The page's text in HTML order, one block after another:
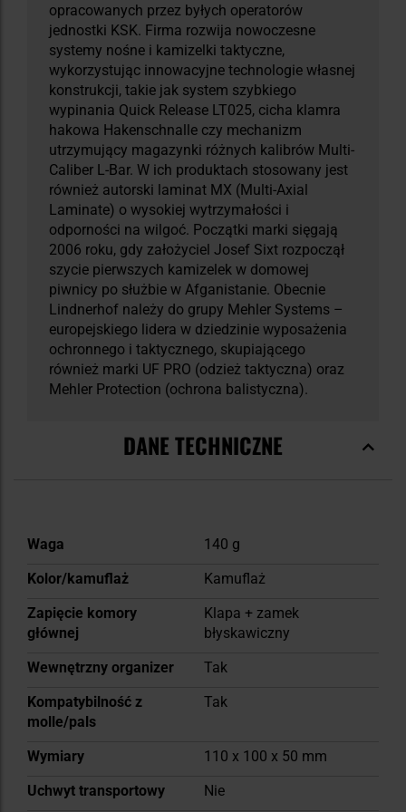
opracowanych przez byłych operatorów
jednostki KSK. Firma rozwija nowoczesne
systemy nośne i kamizelki taktyczne,
wykorzystując innowacyjne technologie własnej
konstrukcji, takie jak system szybkiego
wypinania Quick Release LT025, cicha klamra
hakowa Hakenschnalle czy mechanizm
utrzymujący magazynki różnych kalibrów Multi-
Caliber L-Bar. W ich produktach stosowany jest
również autorski laminat MX (Multi-Axial
Laminate) o wysokiej wytrzymałości i
odporności na wilgoć. Początki marki sięgają
2006 roku, gdy założyciel Josef Sixt rozpoczął
szycie pierwszych kamizelek w domowej
piwnicy po służbie w Afganistanie. Obecnie
Lindnerhof należy do grupy Mehler Systems –
europejskiego lidera w dziedzinie wyposażenia
ochronnego i taktycznego, skupiającego
również marki UF PRO (odzież taktyczna) oraz
Mehler Protection (ochrona balistyczna).
DANE TECHNICZNE
Więcej
Waga
140 g
Kolor/kamuflaż
Kamuflaż
Zapięcie komory
głównej
Klapa + zamek
błyskawiczny
Wewnętrzny organizer
Tak
Kompatybilność z
molle/pals
Tak
Wymiary
110 x 100 x 50 mm
Uchwyt transportowy
Nie